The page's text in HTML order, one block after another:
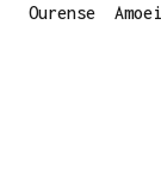
Ourense